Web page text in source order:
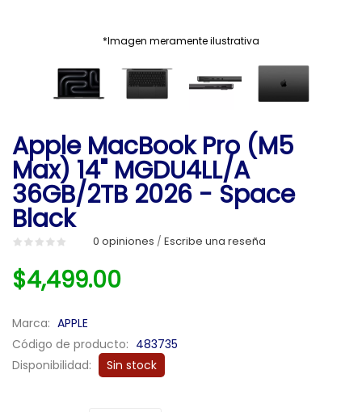
*Imagen meramente ilustrativa
Apple MacBook Pro (M5
Max) 14" MGDU4LL/A
36GB/2TB 2026 - Space
Black
0 opiniones / Escribe una reseña
$4,499.00
Marca: APPLE
Código de producto: 483735
Disponibilidad:
Sin stock